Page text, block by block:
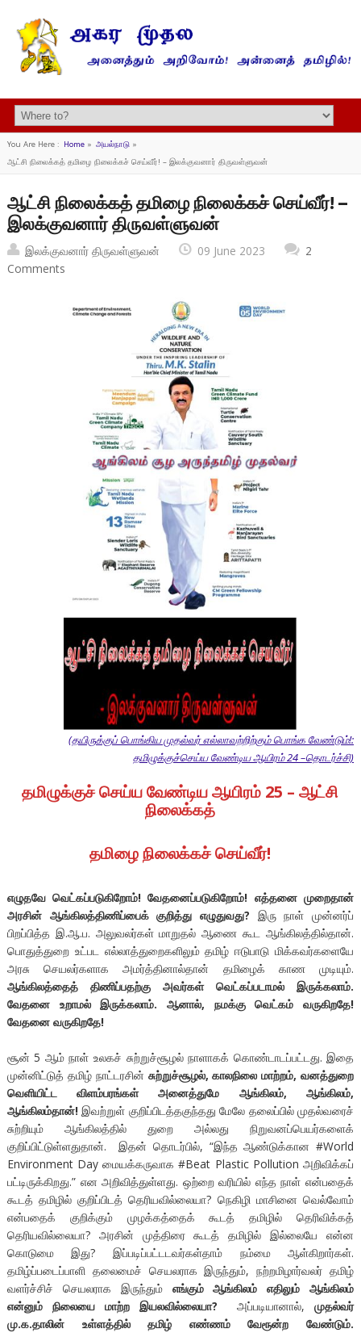
You Are Here : Home» அயல்நாடு»
ஆட்சி நிலைக்கத் தமிழை நிலைக்கச் செய்வீர்! – இலக்குவனார் திருவள்ளுவன்
ஆட்சி நிலைக்கத் தமிழை நிலைக்கச் செய்வீர்! –
இலக்குவனார் திருவள்ளுவன்
இலக்குவனார் திருவள்ளுவன் 09 June 2023
2
Comments
(தயிருக்குப் பொங்கிய முதல்வர் எல்லாவற்றிற்கும் பொங்க வேண்டும்!:
தமிழுக்குச்செய்ய வேண்டிய ஆயிரம் 24 –தொடர்ச்சி)
தமிழுக்குச் செய்ய வேண்டிய ஆயிரம் 25 – ஆட்சி
நிலைக்கத்
தமிழை நிலைக்கச் செய்வீர்!
எழுதவே வெட்கப்படுகிறோம்! வேதனைப்படுகிறோம்! எத்தனை முறைதான்
அரசின் ஆங்கிலத்திணிப்பைக் குறித்து எழுதுவது? இரு நாள் முன்னர்ப்
பிறப்பித்த இ.ஆ.ப. அலுவலர்கள் மாறுதல் ஆணை கூட ஆங்கிலத்தில்தான்.
பொதுத்துறை உட்பட எல்லாத்துறைகளிலும் தமிழ் ஈடுபாடு மிக்கவர்களையே
அரசு செயலர்களாக அமர்த்தினால்தான் தமிழைக் காண முடியும்.
ஆங்கிலத்தைத் திணிப்பதற்கு அவர்கள் வெட்கப்படாமல் இருக்கலாம்.
வேதனை உறாமல் இருக்கலாம். ஆனால், நமக்கு வெட்கம் வருகிறதே!
வேதனை வருகிறதே!
சூன் 5 ஆம் நாள் உலகச் சுற்றுச்சூழல் நாளாகக் கொண்டாடப்பட்டது. இதை
முன்னிட்டுத் தமிழ் நாட்டரசின் சுற்றுச்சூழல், காலநிலை மாற்றம், வனத்துறை
வெளியிட்ட விளம்பரங்கள் அனைத்துமே ஆங்கிலம், ஆங்கிலம்,
ஆங்கிலம்தான்!இவற்றுள் குறிப்பிடத்தகுந்தது மேலே தலைப்பில் முதல்வரைச்
சுற்றியும் ஆங்கிலத்தில் துறை அல்லது நிறுவனப்பெயர்களைக்
குறிப்பிட்டுள்ளதுதான். இதன் தொடர்பில், “இந்த ஆண்டுக்கான #World
Environment Day மையக்கருவாக #Beat Plastic Pollution அறிவிக்கப்
பட்டிருக்கிறது.” என அறிவித்துள்ளது. ஒற்றை வரியில் எந்த நாள் என்பதைக்
கூடத் தமிழில் குறிப்பிடத் தெரியவில்லையா? நெகிழி மாசினை வெல்வோம்
என்பதைக் குறிக்கும் முழக்கத்தைக் கூடத் தமிழில் தெரிவிக்கத்
தெரியவில்லையா? அரசின் முத்திரை கூடத் தமிழில் இல்லையே என்ன
கொடுமை இது? இப்படிப்பட்டடவர்கள்தாம் நம்மை ஆள்கிறார்கள்.
தமிழ்ப்படைப்பாளி தலைமைச் செயலராக இருந்தும், நற்றமிழார்வலர் தமிழ்
வளர்ச்சிச் செயலராக இருந்தும் எங்கும் ஆங்கிலம் எதிலும் ஆங்கிலம்
என்னும் நிலையை மாற்ற இயலவில்லையா? அப்படியானால்,முதல்வர்
மு.க.தாலின் உள்ளத்தில் தமிழ் எண்ணம் வேரூன்ற வேண்டும்.